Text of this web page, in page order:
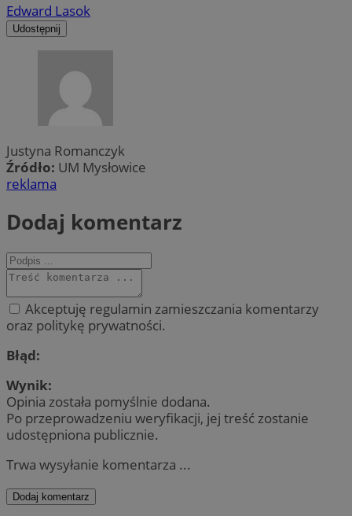
Edward Lasok
Udostępnij
Justyna Romanczyk
Źródło: UM Mysłowice
reklama
Dodaj komentarz
Akceptuję regulamin zamieszczania komentarzy
oraz politykę prywatności.
Błąd:
Wynik:
Opinia została pomyślnie dodana.
Po przeprowadzeniu weryfikacji, jej treść zostanie
udostępniona publicznie.
Trwa wysyłanie komentarza ...
Dodaj komentarz